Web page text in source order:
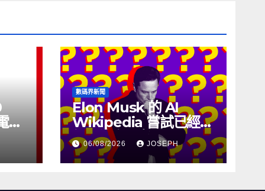
線
數碼界新聞
Elon Musk 的 AI
Wikipedia 嘗試已經幾
個月沒有更新了
06/08/2026 JOSEPH